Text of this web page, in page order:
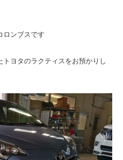
ロンブスです
ヨタのラクティスをお預かりし